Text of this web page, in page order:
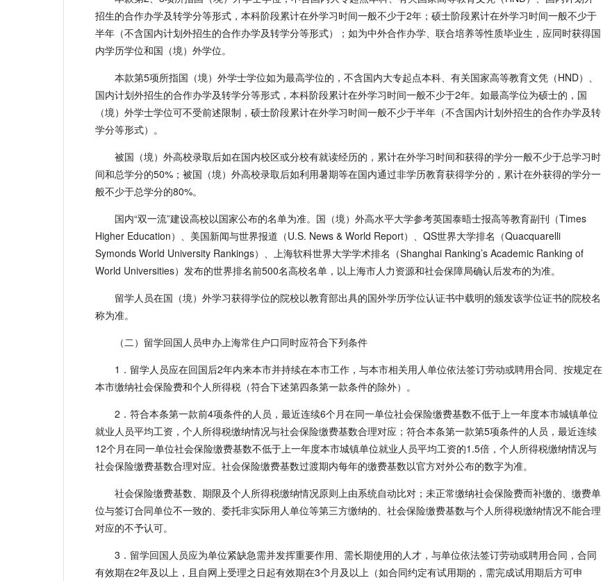
招生的合作办学及转学分等形式，本科阶段累计在外学习时间一般不少于2年；硕士阶段累计在外学习时间一般不少于
半年（不含国内计划外招生的合作办学及转学分等形式）；如为中外合作办学、联合培养等性质毕业生，应同时获得国
内学历学位和国（境）外学位。
本款第5项所指国（境）外学士学位如为最高学位的，不含国内大专起点本科、有关国家高等教育文凭（HND）、
国内计划外招生的合作办学及转学分等形式，本科阶段累计在外学习时间一般不少于2年。如最高学位为硕士的，国
（境）外学士学位可不受前述限制，硕士阶段累计在外学习时间一般不少于半年（不含国内计划外招生的合作办学及转
学分等形式）。
被国（境）外高校录取后如在国内校区或分校有就读经历的，累计在外学习时间和获得的学分一般不少于总学习时
间和总学分的50%；被国（境）外高校录取后如利用暑期等在国内通过非学历教育获得学分的，累计在外获得的学分一
般不少于总学分的80%。
国内“双一流”建设高校以国家公布的名单为准。国（境）外高水平大学参考英国泰晤士报高等教育副刊（Times
Higher Education）、美国新闻与世界报道（U.S. News & World Report）、QS世界大学排名（Quacquarelli
Symonds World University Rankings）、上海软科世界大学学术排名（Shanghai Ranking’s Academic Ranking of
World Universities）发布的世界排名前500名高校名单，以上海市人力资源和社会保障局确认后发布的为准。
留学人员在国（境）外学习获得学位的院校以教育部出具的国外学历学位认证书中载明的颁发该学位证书的院校名
称为准。
（二）留学回国人员申办上海常住户口同时应符合下列条件
1．留学人员应在回国后2年内来本市并持续在本市工作，与本市相关用人单位依法签订劳动或聘用合同、按规定在
本市缴纳社会保险费和个人所得税（符合下述第四条第一款条件的除外）。
2．符合本条第一款前4项条件的人员，最近连续6个月在同一单位社会保险缴费基数不低于上一年度本市城镇单位
就业人员平均工资，个人所得税缴纳情况与社会保险缴费基数合理对应；符合本条第一款第5项条件的人员，最近连续
12个月在同一单位社会保险缴费基数不低于上一年度本市城镇单位就业人员平均工资的1.5倍，个人所得税缴纳情况与
社会保险缴费基数合理对应。社会保险缴费基数过渡期内每年的缴费基数以官方对外公布的数字为准。
社会保险缴费基数、期限及个人所得税缴纳情况原则上由系统自动比对；未正常缴纳社会保险费而补缴的、缴费单
位与签订合同单位不一致的、委托非实际用人单位等第三方缴纳的、社会保险缴费基数与个人所得税缴纳情况不能合理
对应的不予认可。
3．留学回国人员应为单位紧缺急需并发挥重要作用、需长期使用的人才，与单位依法签订劳动或聘用合同，合同
有效期在2年及以上，且自网上受理之日起有效期在3个月及以上（如合同约定有试用期的，需完成试用期后方可申